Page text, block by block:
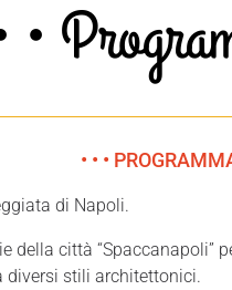
•
• • •
di Napoli.
della città “Spaccanapoli”
diversi stili architettonici.